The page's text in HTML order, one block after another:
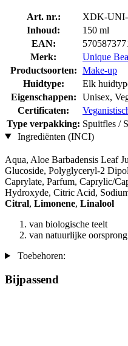
Art. nr.:
XDK-UNI-
Inhoud:
150 ml
EAN:
Merk:
Unique
Productsoorten: Make-up
Huidtype:
Elk
Eigenschappen:
Unisex,
Certificaten:
Type verpakking: Spuitfles /
Ingrediënten (INCI)
Aqua, Aloe Barbadensis Leaf
Glucoside, Polyglyceryl-2
Caprylate, Parfum, Caprylic/
Hydroxyde, Citric Acid,
Citral, Limonene, Linalool
van biologische teelt
van natuurlijke oorsprong
Toebehoren:
Bijpassend